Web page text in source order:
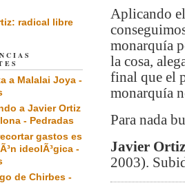
Aplicando
monarquía
la cosa,
final que el
monarquía
Para nada
Javier Ortiz
2003).
radical libre
a Malalai Joya -
a Javier Ortiz
- Pedradas
gastos es
ideolÃ³gica -
de Chirbes -